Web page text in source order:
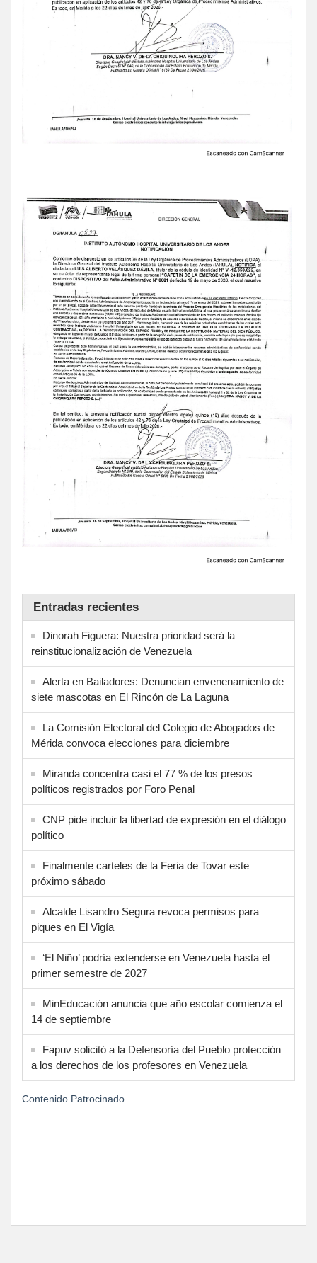
Entradas recientes
Dinorah Figuera: Nuestra prioridad será la
reinstitucionalización de Venezuela
Alerta en Bailadores: Denuncian envenenamiento de
siete mascotas en El Rincón de La Laguna
La Comisión Electoral del Colegio de Abogados de
Mérida convoca elecciones para diciembre
Miranda concentra casi el 77 % de los presos
políticos registrados por Foro Penal
CNP pide incluir la libertad de expresión en el diálogo
político
Finalmente carteles de la Feria de Tovar este
próximo sábado
Alcalde Lisandro Segura revoca permisos para
piques en El Vigía
‘El Niño’ podría extenderse en Venezuela hasta el
primer semestre de 2027
MinEducación anuncia que año escolar comienza el
14 de septiembre
Fapuv solicitó a la Defensoría del Pueblo protección
a los derechos de los profesores en Venezuela
Contenido Patrocinado